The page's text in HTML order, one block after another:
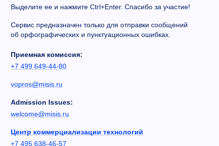
Выделите ее и нажмите Ctrl+Enter. Спасибо за участие!
Сервис предназначен только для отправки сообщений
об орфографических и пунктуационных ошибках.
Приемная комиссия:
+7 499 649-44-80
vopros@misis.ru
Admission Issues:
welcome@misis.ru
Центр коммерциализации технологий
+7 495 638-46-57